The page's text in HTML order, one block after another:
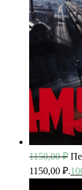
1150,00₽
1150,00 ₽.